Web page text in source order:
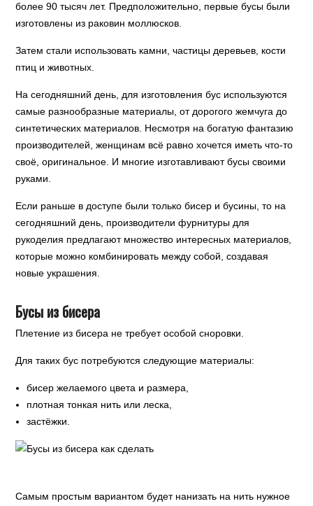
более 90 тысяч лет. Предположительно, первые бусы были
изготовлены из раковин моллюсков.
Затем стали использовать камни, частицы деревьев, кости
птиц и животных.
На сегодняшний день, для изготовления бус используются
самые разнообразные материалы, от дорогого жемчуга до
синтетических материалов. Несмотря на богатую фантазию
производителей, женщинам всё равно хочется иметь что-то
своё, оригинальное. И многие изготавливают бусы своими
руками.
Если раньше в доступе были только бисер и бусины, то на
сегодняшний день, производители фурнитуры для
рукоделия предлагают множество интересных материалов,
которые можно комбинировать между собой, создавая
новые украшения.
Бусы из бисера
Плетение из бисера не требует особой сноровки.
Для таких бус потребуются следующие материалы:
бисер желаемого цвета и размера,
плотная тонкая нить или леска,
застёжки.
Самым простым вариантом будет нанизать на нить нужное